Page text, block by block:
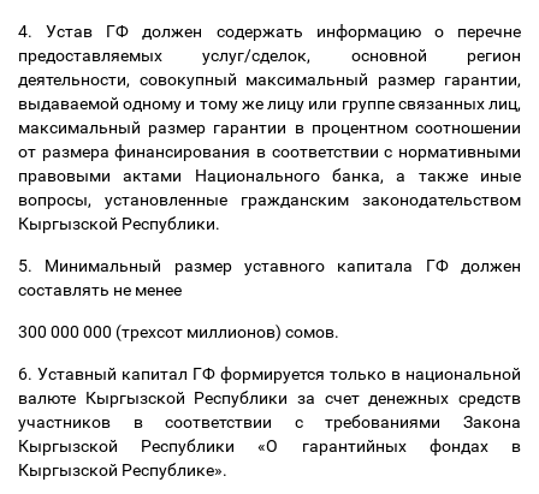
4. Устав ГФ должен содержать информацию о перечне
предоставляемых услуг/сделок, основной регион
деятельности, совокупный максимальный размер гарантии,
выдаваемой одному и тому же лицу или группе связанных лиц,
максимальный размер гарантии в процентном соотношении
от размера финансирования в соответствии с нормативными
правовыми актами Национального банка, а также иные
вопросы, установленные гражданским законодательством
Кыргызской Республики.
5. Минимальный размер уставного капитала ГФ должен
составлять не менее
300 000 000 (трехсот миллионов) сомов.
6. Уставный капитал ГФ формируется только в национальной
валюте Кыргызской Республики за счет денежных средств
участников в соответствии с требованиями Закона
Кыргызской Республики «О гарантийных фондах в
Кыргызской Республике».